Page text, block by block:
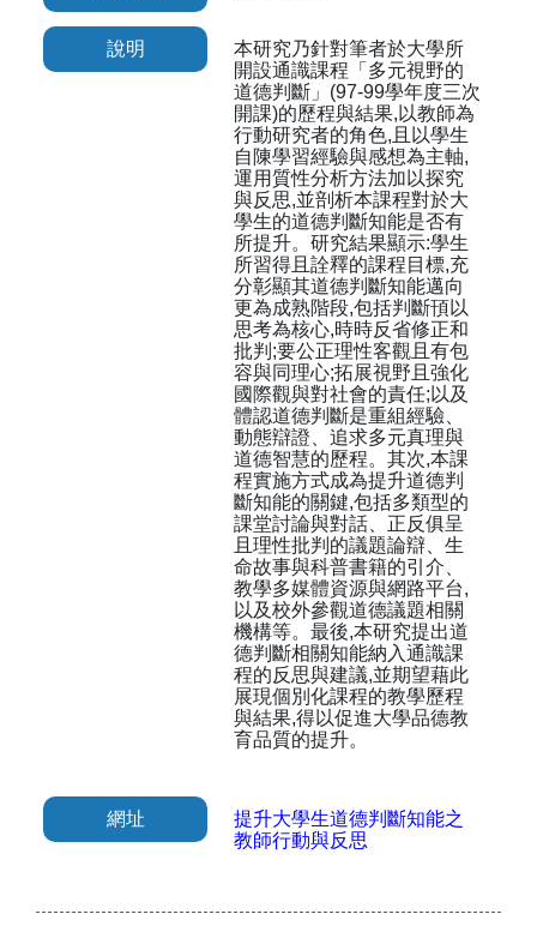
說明
本研究乃針對筆者於大學所
開設通識課程「多元視野的
道德判斷」(97-99學年度三次
開課)的歷程與結果,以教師為
行動研究者的角色,且以學生
自陳學習經驗與感想為主軸,
運用質性分析方法加以探究
與反思,並剖析本課程對於大
學生的道德判斷知能是否有
所提升。研究結果顯示:學生
所習得且詮釋的課程目標,充
分彰顯其道德判斷知能邁向
更為成熟階段,包括判斷頇以
思考為核心,時時反省修正和
批判;要公正理性客觀且有包
容與同理心;拓展視野且強化
國際觀與對社會的責任;以及
體認道德判斷是重組經驗、
動態辯證、追求多元真理與
道德智慧的歷程。其次,本課
程實施方式成為提升道德判
斷知能的關鍵,包括多類型的
課堂討論與對話、正反俱呈
且理性批判的議題論辯、生
命故事與科普書籍的引介、
教學多媒體資源與網路平台,
以及校外參觀道德議題相關
機構等。最後,本研究提出道
德判斷相關知能納入通識課
程的反思與建議,並期望藉此
展現個別化課程的教學歷程
與結果,得以促進大學品德教
育品質的提升。
網址
提升大學生道德判斷知能之
教師行動與反思